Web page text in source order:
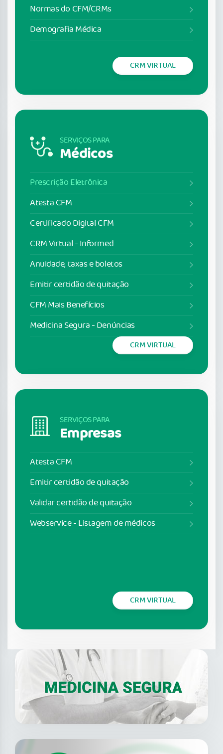
Normas do CFM/CRMs
Demografia Médica
CRM VIRTUAL
SERVIÇOS PARA
Médicos
Prescrição Eletrônica
Atesta CFM
Certificado Digital CFM
CRM Virtual - Informed
Anuidade, taxas e boletos
Emitir certidão de quitação
CFM Mais Benefícios
Medicina Segura - Denúncias
CRM VIRTUAL
SERVIÇOS PARA
Empresas
Atesta CFM
Emitir certidão de quitação
Validar certidão de quitação
Webservice - Listagem de médicos
CRM VIRTUAL